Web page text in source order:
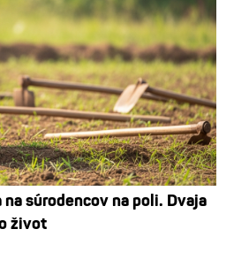
súrodencov na poli. Dvaja
život